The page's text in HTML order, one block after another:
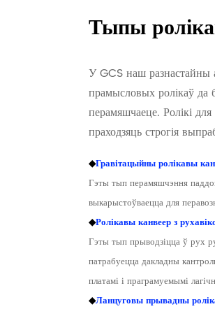
Тыпы
У GCS наш разнастайны
прамысловых ролікаў
перамяшчаеце. Ролікі
праходзяць строгія
◆Гравітацыйны ролікавы
Гэты тып перамяшчэння
выкарыстоўваецца для
◆Ролікавы канвеер з
Гэты тып прыводзіцца ў рух
патрабуецца дакладны
платамі і праграмуемымі
◆Ланцуговы прывадны